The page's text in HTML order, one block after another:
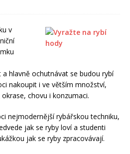
v
hlavně ochutnávat se budou rybí
nakoupit i ve větším množství,
chovu i konzumaci.
nejmodernější rybářskou techniku,
jak se ryby loví a studenti
jak se ryby zpracovávají.